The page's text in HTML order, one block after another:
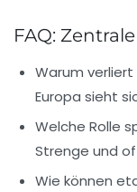
FAQ:
Warum
Europa sieht
Welche Rolle
Strenge und
Wie können